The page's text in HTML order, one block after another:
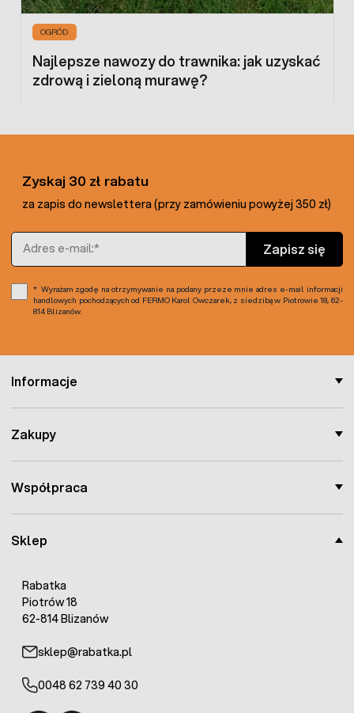
OGRÓD
Najlepsze nawozy do trawnika: jak uzyskać
zdrową i zieloną murawę?
Sklep
Rabatka
Piotrów 18
62-814 Blizanów
sklep@rabatka.pl
0048 62 739 40 30
Informacje
Zakupy
Współpraca
Zyskaj 30 zł rabatu
za zapis do newslettera (przy zamówieniu powyżej 350 zł)
Adres e-mail
Zapisz się
Wyrażam zgodę na otrzymywanie na podany przeze mnie adres e-mail informacji
handlowych pochodzących od FERMO Karol Owczarek, z siedzibą w Piotrowie 18, 62-
814 Blizanów.